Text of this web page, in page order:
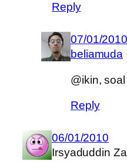
Reply
07/01/2010
beliamuda
@ikin,
Reply
06/01/2010
Irsyaduddin